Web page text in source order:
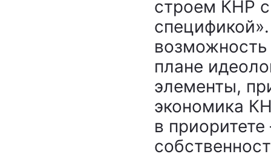
строем КНР
плане
элементы,
экономика
в